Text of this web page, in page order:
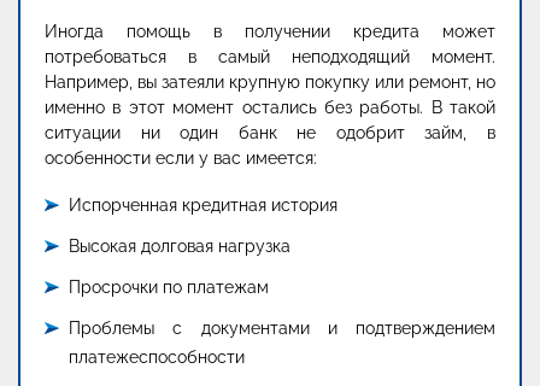
Иногда помощь в получении кредита может
потребоваться в самый неподходящий момент.
Например, вы затеяли крупную покупку или ремонт, но
именно в этот момент остались без работы. В такой
ситуации ни один банк не одобрит займ, в
особенности если у вас имеется:
Испорченная кредитная история
Высокая долговая нагрузка
Просрочки по платежам
Проблемы с документами и подтверждением
платежеспособности